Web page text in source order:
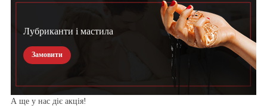
Лубриканти і мастила
Замовити
А ще у нас діє акція!